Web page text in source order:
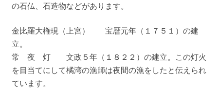
の石仏、石造物などがあります。
金比羅大権現（上宮） 宝暦元年（１７５１）の建
立。
常 夜 灯 文政５年（１８２２）の建立。この灯火
を目当てにして橘湾の漁師は夜間の漁をしたと伝えられ
ています。